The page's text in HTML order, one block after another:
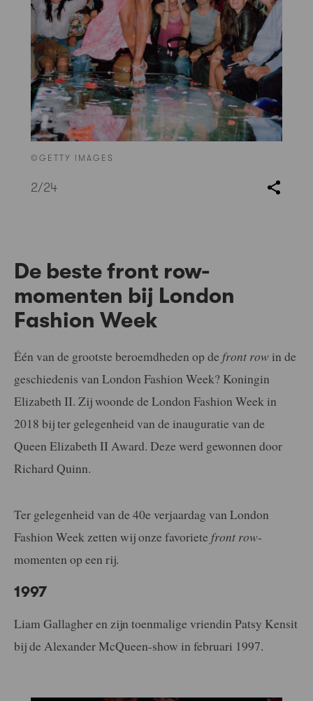
©GETTY IMAGES
2/24
De beste front row-
momenten bij London
Fashion Week
Één van de grootste beroemdheden op de front row in de
geschiedenis van London Fashion Week? Koningin
Elizabeth II. Zij woonde de London Fashion Week in
2018 bij ter gelegenheid van de inauguratie van de
Queen Elizabeth II Award. Deze werd gewonnen door
Richard Quinn.
Ter gelegenheid van de 40e verjaardag van London
Fashion Week zetten wij onze favoriete front row-
momenten op een rij.
1997
Liam Gallagher en zijn toenmalige vriendin Patsy Kensit
bij de Alexander McQueen-show in februari 1997.